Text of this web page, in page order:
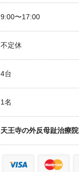
9:00〜17:00
不定休
4台
1名
天王寺の外反母趾治療院